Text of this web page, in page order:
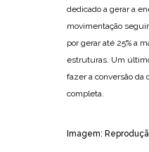
dedicado a gerar a
movimentação
por gerar até 25% a
estruturas. Um
fazer a conversão da
completa.
Imagem: